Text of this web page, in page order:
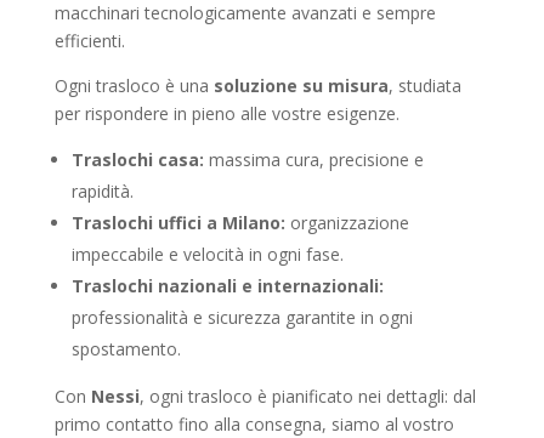
macchinari tecnologicamente avanzati e sempre
efficienti.
Ogni trasloco è una soluzione su misura, studiata
per rispondere in pieno alle vostre esigenze.
Traslochi casa: massima cura, precisione e
rapidità.
Traslochi uffici a Milano: organizzazione
impeccabile e velocità in ogni fase.
Traslochi nazionali e internazionali:
professionalità e sicurezza garantite in ogni
spostamento.
Con Nessi, ogni trasloco è pianificato nei dettagli: dal
primo contatto fino alla consegna, siamo al vostro